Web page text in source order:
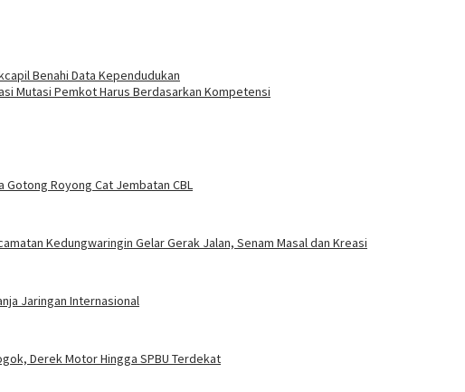
Benahi Data Kependudukan
Mutasi Pemkot Harus Berdasarkan Kompetensi
Gotong Royong Cat Jembatan CBL
Kedungwaringin Gelar Gerak Jalan, Senam Masal dan Kreasi
Jaringan Internasional
Derek Motor Hingga SPBU Terdekat